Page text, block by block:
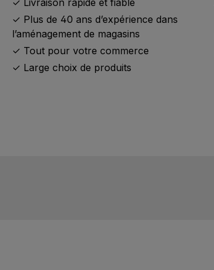
✓ Plus de 40 ans d’expérience dans
l’aménagement de magasins
✓ Tout pour votre commerce
✓ Large choix de produits